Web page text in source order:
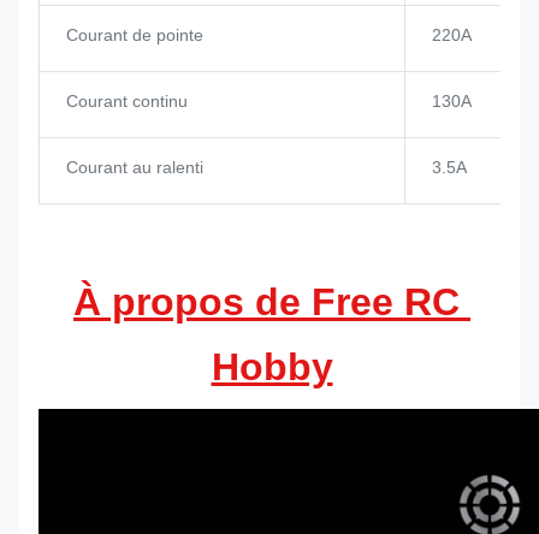
Courant de pointe 220A
Courant continu 130A
Courant au ralenti 3.5A
À propos de Free RC
Hobby